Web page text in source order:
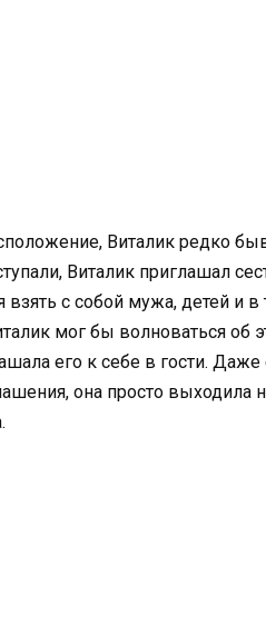
Виталик редко
Виталик приглашал
взять с собой мужа, детей и
мог бы волноваться об
его к себе в гости.
она просто выходила